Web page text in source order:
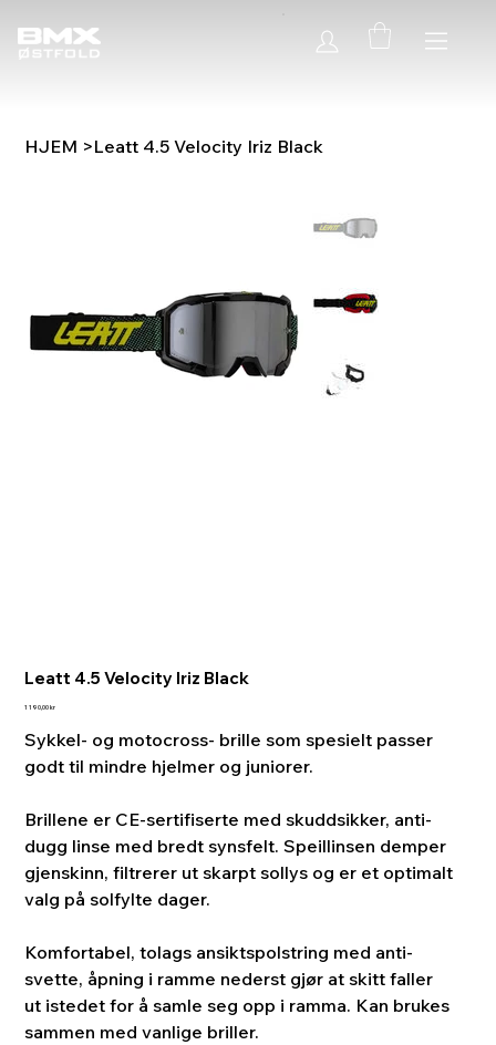
HJEM >Leatt 4.5 Velocity Iriz Black
Leatt 4.5 Velocity Iriz Black
Pris
1 190,00 kr
Sykkel- og motocross- brille som spesielt passer
godt til mindre hjelmer og juniorer.
Brillene er CE-sertifiserte med skuddsikker, anti-
dugg linse med bredt synsfelt. Speillinsen demper
gjenskinn, filtrerer ut skarpt sollys og er et optimalt
valg på solfylte dager.
Komfortabel, tolags ansiktspolstring med anti-
svette, åpning i ramme nederst gjør at skitt faller
ut istedet for å samle seg opp i ramma. Kan brukes
sammen med vanlige briller.